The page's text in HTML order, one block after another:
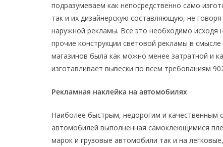
подразумеваем как непосредственно само
так и их дизайнерскую составляющую, не
наружной рекламы. Все это необходимо исходя
прочие конструкции световой рекламы в
магазинов была как можно менее затратной и
изготавливает вывески по всем требованиям
Рекламная наклейка на автомобилях
Наиболее быстрым, недорогим и качественным
автомобилей выполненная самоклеющимися
марок и грузовые автомобили так и на